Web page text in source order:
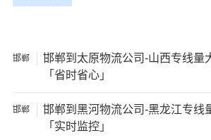
5、经济损失：如果你的包裹在运输过
失。
邯郸
邯郸到太原物流公司-山西专线量
「省时省心」
邯郸
邯郸到黑河物流公司-黑龙江专线
「实时监控」